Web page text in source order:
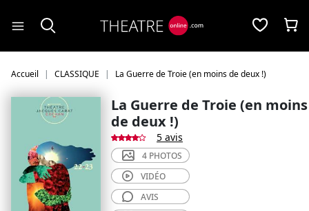
Accueil CLASSIQUE La Guerre de Troie (en moins de deux !)
La Guerre de Troie (en moins
de deux !)
5 avis
4 PHOTOS
VIDÉO
AVIS